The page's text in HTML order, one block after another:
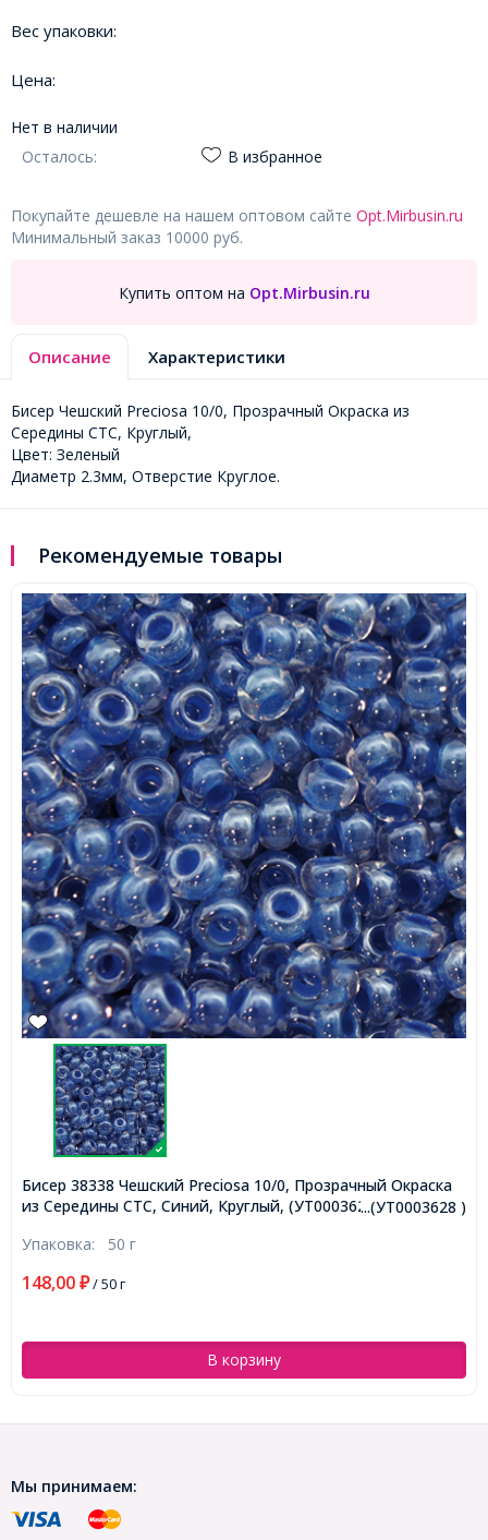
Вес упаковки:
Цена:
Нет в наличии
Осталось:
В избранное
Покупайте дешевле на нашем оптовом сайте Opt.Mirbusin.ru
Минимальный заказ 10000 руб.
Купить оптом на Opt.Mirbusin.ru
Описание Характеристики
Бисер Чешский Preciosa 10/0, Прозрачный Окраска из
Середины CTC, Круглый,
Цвет: Зеленый
Диаметр 2.3мм, Отверстие Круглое.
Рекомендуемые товары
...(УТ0003628 )
Бисер 38338 Чешский Preciosa 10/0, Прозрачный Окраска
из Середины CTC, Синий, Круглый, (УТ0003628)
Упаковка: 50 г
148,00 ₽/ 50 г
В корзину
Мы принимаем: